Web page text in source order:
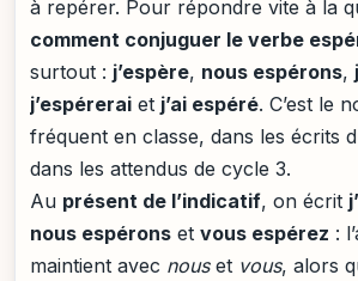
à repérer. Pour répondre vite à la
comment conjuguer le verbe
surtout : j’espère, nous espérons,
j’espérerai et j’ai espéré. C’est le
fréquent en classe, dans les écrits
dans les attendus de cycle 3.
Au présent de l’indicatif, on écrit
nous espérons et vous espérez :
maintient avec nouset vous, alors